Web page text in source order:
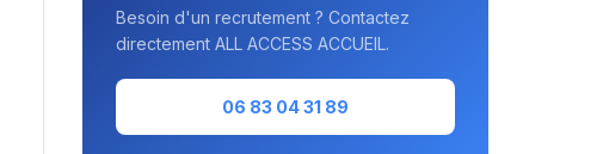
Besoin d'un recrutement ? Contactez
directement ALL ACCESS ACCUEIL.
06 83 04 31 89